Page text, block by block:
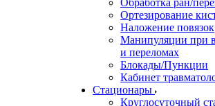
Обработка ран/
Ортезирование
Наложение повязок
Манипуляции при
и переломах
Блокады/Пункции
Кабинет
Стационары
Круглосуточный